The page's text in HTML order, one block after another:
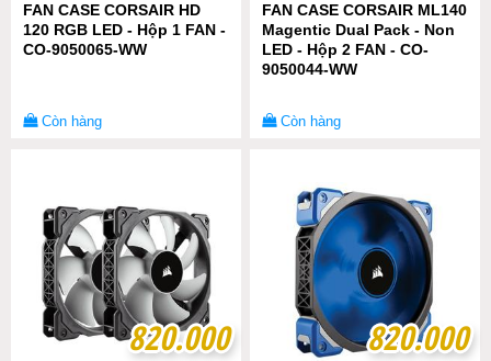
FAN CASE CORSAIR HD
120 RGB LED - Hộp 1 FAN -
CO-9050065-WW
Còn hàng
FAN CASE CORSAIR ML140
Magentic Dual Pack - Non
LED - Hộp 2 FAN - CO-
9050044-WW
Còn hàng
820.000
820.000 820.000
820.000